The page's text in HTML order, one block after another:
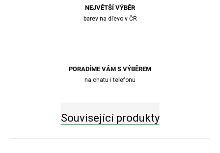
NEJVĚTŠÍ VÝBĚR
barev na dřevo v ČR
PORADÍME VÁM S VÝBĚREM
na chatu i telefonu
Související produkty